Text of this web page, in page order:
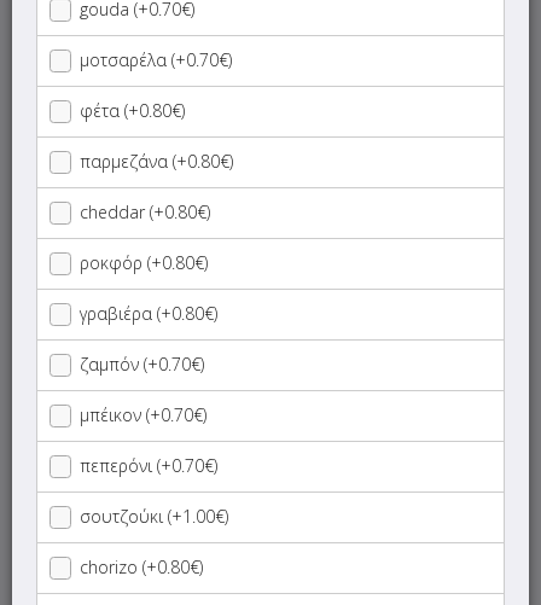
ΜΕΝΟΥ ΠΛΗΡΟΦΟΡΙΕΣ
Ο καφές πού χρησιμοποιούμε είναι Illy!
Για παραγγελίες άνω των 25€ δώρο ένα γλυκό!
ΝΕΟ:
Δοκίμασε τώρα τις
του Mezzo Lab - πίτσες, καλτσόνε, ζυμαρικά
Διαθέσιμες καθημερινά από τη 1 το μεσημέρι!
Γρήγορη
αναζήτηση
προϊόντος...
SUPER Προσφορές
ΠΑΙΔΙΚΑ ΓΕΥΜΑΤΑ
ΝΗΣΤΙΣΙΜΑ
Mezzo Lab (13:00 - 00:00)
gouda (+0.70€)
μοτσαρέλα (+0.70€)
φέτα (+0.80€)
παρμεζάνα (+0.80€)
cheddar (+0.80€)
ροκφόρ (+0.80€)
γραβιέρα (+0.80€)
ζαμπόν (+0.70€)
μπέικον (+0.70€)
πεπερόνι (+0.70€)
σουτζούκι (+1.00€)
chorizo (+0.80€)